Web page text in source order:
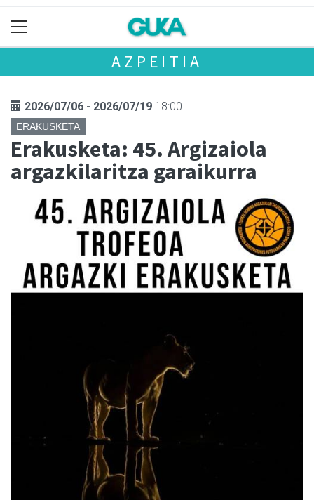
AZPEITIA
2026/07/06 - 2026/07/19 18:00
ERAKUSKETA
Erakusketa: 45. Argizaiola
argazkilaritza garaikurra